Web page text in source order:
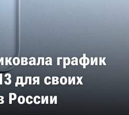
график
для своих
России